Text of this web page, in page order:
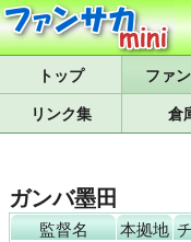
トップ
リンク集
倉
ガンバ墨田
監督名 本拠地